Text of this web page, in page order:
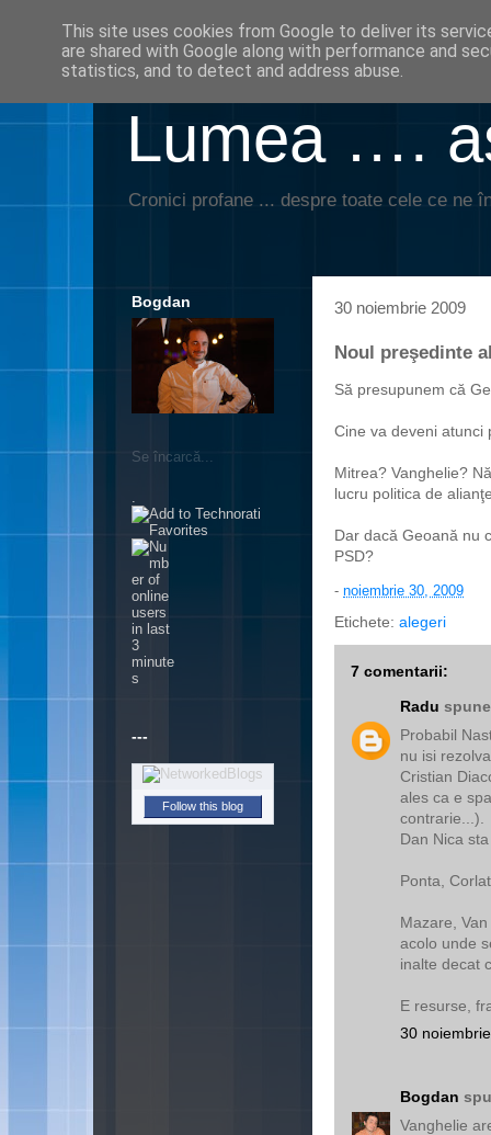
Lumea ….
Cronici profane ... despre toate cele ce ne
30 noiembrie 2009
Noul preşedinte
Să presupunem că
Cine va deveni atunci
Mitrea? Vanghelie?
lucru politica de
Dar dacă Geoană nu
PSD?
- noiembrie 30, 2009
Etichete: alegeri
7 comentarii:
Radu
Probabil
nu isi
Cristian
ales ca e
contrarie...).
Dan Nica
Ponta,
Mazare,
acolo unde
inalte decat
E resurse,
30
Bogdan
Vanghelie
Bogdan
Se încarcă...
.
---
Follow this blog
This site uses cookies from Google to deliver its
are shared with Google along with performance and
statistics, and to detect and address abuse.